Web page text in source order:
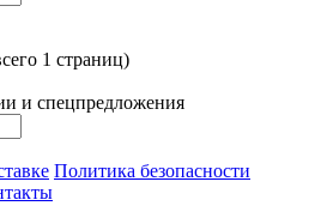
1 страниц)
и спецпредложения
Политика безопасности